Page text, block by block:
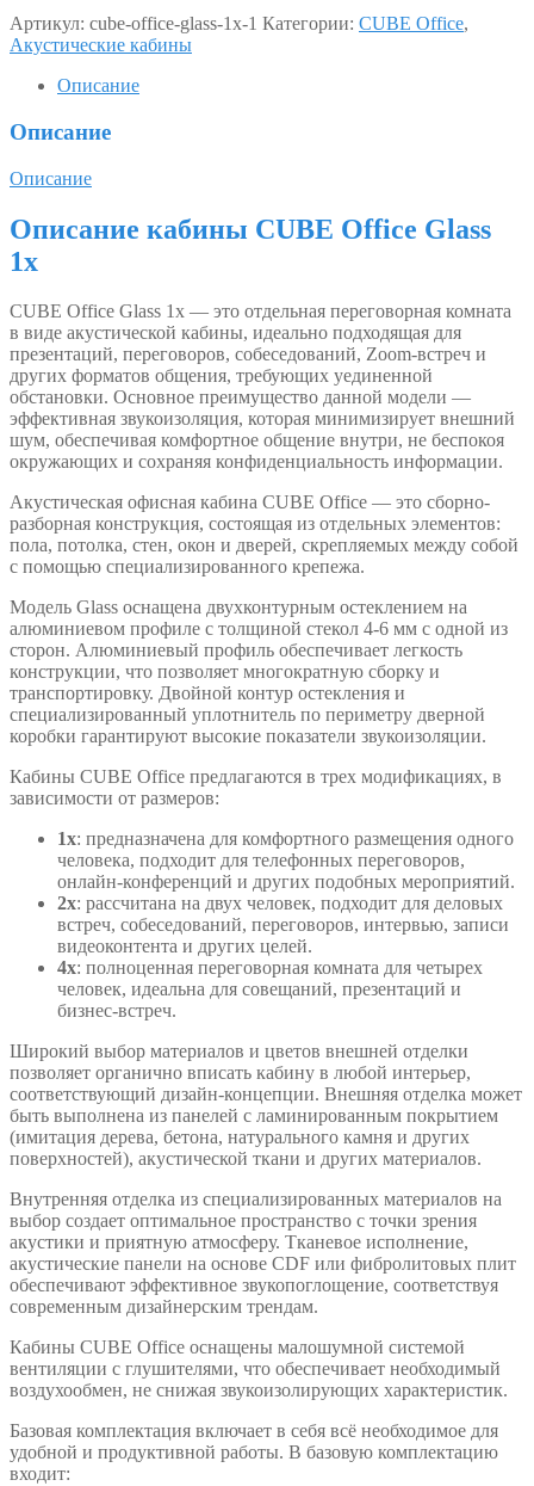
Артикул: cube-office-glass-1x-1 Категории: CUBE Office,
Акустические кабины
Описание
Описание
Описание
Описание кабины CUBE Office Glass
1x
CUBE Office Glass 1x — это отдельная переговорная комната
в виде акустической кабины, идеально подходящая для
презентаций, переговоров, собеседований, Zoom-встреч и
других форматов общения, требующих уединенной
обстановки. Основное преимущество данной модели —
эффективная звукоизоляция, которая минимизирует внешний
шум, обеспечивая комфортное общение внутри, не беспокоя
окружающих и сохраняя конфиденциальность информации.
Акустическая офисная кабина CUBE Office — это сборно-
разборная конструкция, состоящая из отдельных элементов:
пола, потолка, стен, окон и дверей, скрепляемых между собой
с помощью специализированного крепежа.
Модель Glass оснащена двухконтурным остеклением на
алюминиевом профиле с толщиной стекол 4-6 мм с одной из
сторон. Алюминиевый профиль обеспечивает легкость
конструкции, что позволяет многократную сборку и
транспортировку. Двойной контур остекления и
специализированный уплотнитель по периметру дверной
коробки гарантируют высокие показатели звукоизоляции.
Кабины CUBE Office предлагаются в трех модификациях, в
зависимости от размеров:
1x: предназначена для комфортного размещения одного
человека, подходит для телефонных переговоров,
онлайн-конференций и других подобных мероприятий.
2x: рассчитана на двух человек, подходит для деловых
встреч, собеседований, переговоров, интервью, записи
видеоконтента и других целей.
4x: полноценная переговорная комната для четырех
человек, идеальна для совещаний, презентаций и
бизнес-встреч.
Широкий выбор материалов и цветов внешней отделки
позволяет органично вписать кабину в любой интерьер,
соответствующий дизайн-концепции. Внешняя отделка может
быть выполнена из панелей с ламинированным покрытием
(имитация дерева, бетона, натурального камня и других
поверхностей), акустической ткани и других материалов.
Внутренняя отделка из специализированных материалов на
выбор создает оптимальное пространство с точки зрения
акустики и приятную атмосферу. Тканевое исполнение,
акустические панели на основе CDF или фибролитовых плит
обеспечивают эффективное звукопоглощение, соответствуя
современным дизайнерским трендам.
Кабины CUBE Office оснащены малошумной системой
вентиляции с глушителями, что обеспечивает необходимый
воздухообмен, не снижая звукоизолирующих характеристик.
Базовая комплектация включает в себя всё необходимое для
удобной и продуктивной работы. В базовую комплектацию
входит: